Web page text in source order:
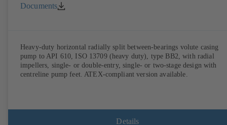
Documents
Heavy-duty horizontal radially split between-bearings volute casing
pump to API 610, ISO 13709 (heavy duty), type BB2, with radial
impellers, single- or double-entry, single- or two-stage design with
centreline pump feet. ATEX-compliant version available.
Details